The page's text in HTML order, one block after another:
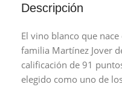
Descripción
El vino blanco que
familia Martínez Jover
calificación de 91
elegido como uno de